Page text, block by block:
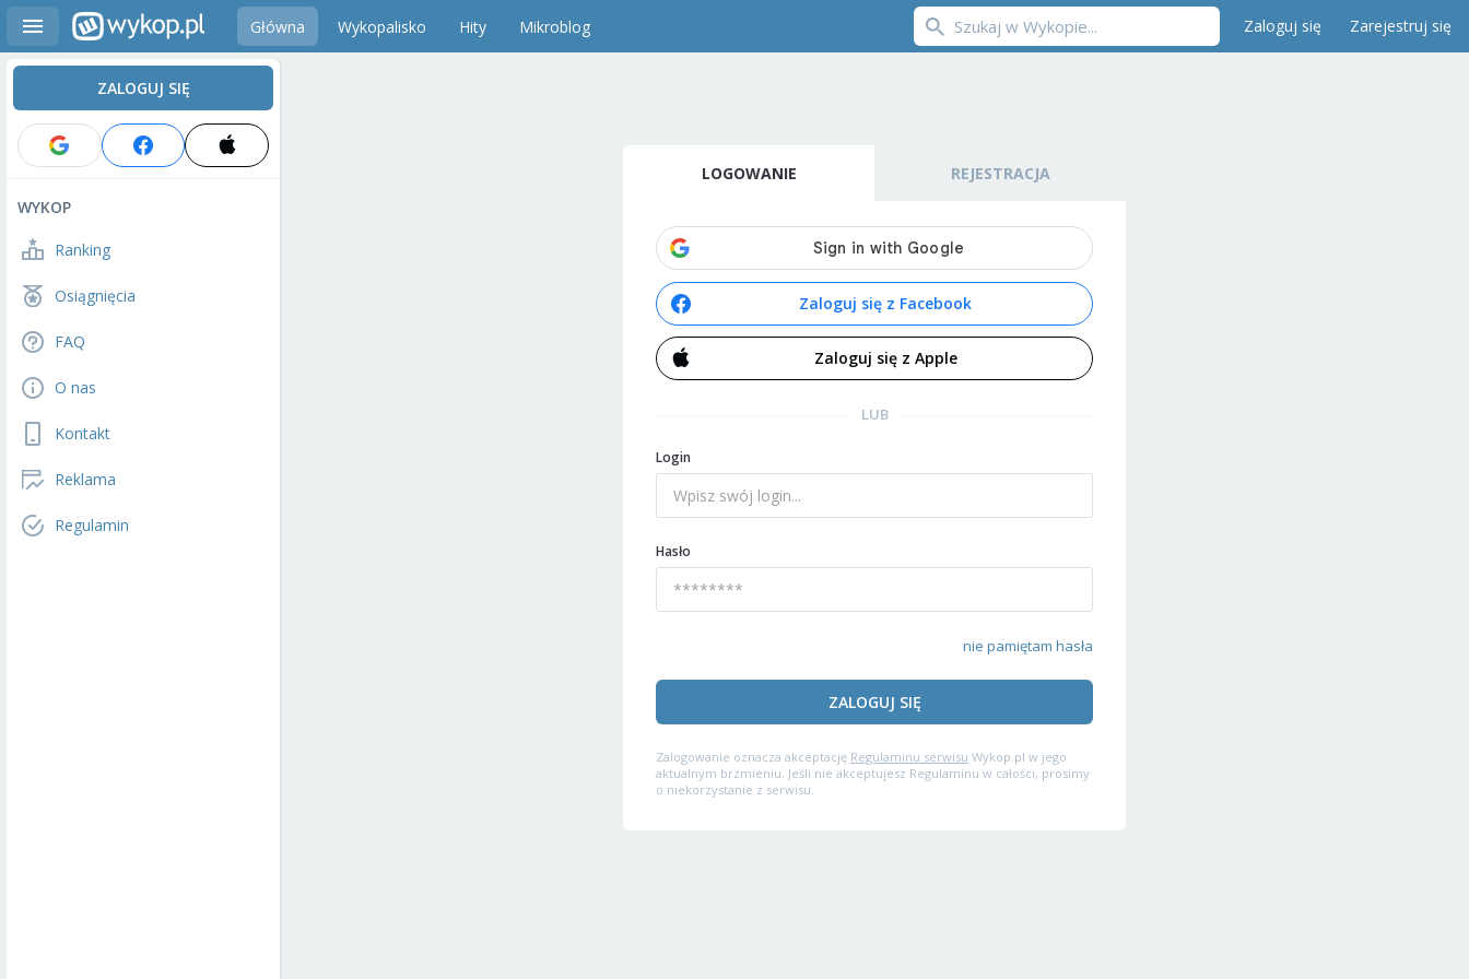
Główna Wykopalisko Hity Mikroblog Zaloguj się Zarejestruj się
ZALOGUJ SIĘ
WYKOP
Ranking
Osiągnięcia
FAQ
O nas
Kontakt
Reklama
Regulamin
LOGOWANIE REJESTRACJA
Zaloguj się z Facebook
Zaloguj się z Apple
LUB
Login
Hasło
nie pamiętam hasła
ZALOGUJ SIĘ
Zalogowanie oznacza akceptację Regulaminu serwisu Wykop.pl w jego
aktualnym brzmieniu. Jeśli nie akceptujesz Regulaminu w całości, prosimy
o niekorzystanie z serwisu.